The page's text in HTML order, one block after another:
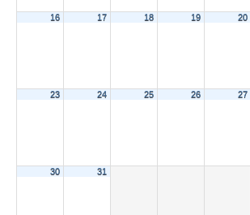
16 17 18 19 20
23 24 25 26 27
30 31